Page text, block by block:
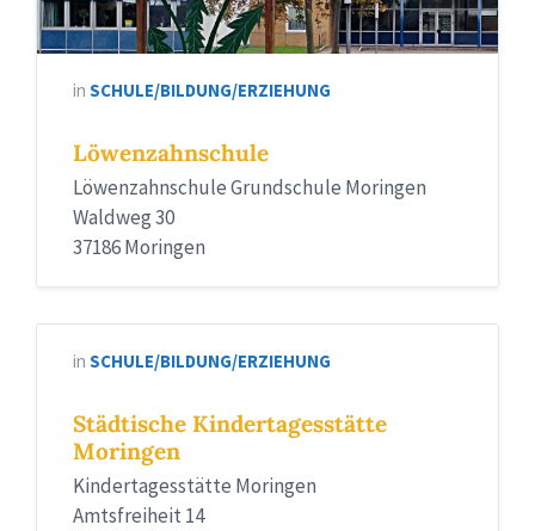
in SCHULE/BILDUNG/ERZIEHUNG
Löwenzahnschule
Löwenzahnschule Grundschule Moringen
Waldweg 30
37186 Moringen
in SCHULE/BILDUNG/ERZIEHUNG
Städtische Kindertagesstätte
Moringen
Kindertagesstätte Moringen
Amtsfreiheit 14